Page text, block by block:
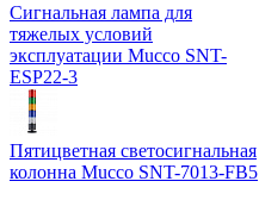
Сигнальная лампа для
тяжелых условий
эксплуатации Mucco SNT-
ESP22-3
Пятицветная светосигнальная
колонна Mucco SNT-7013-FB5